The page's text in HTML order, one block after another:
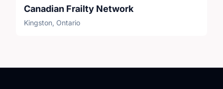
Canadian Frailty Network
Kingston, Ontario